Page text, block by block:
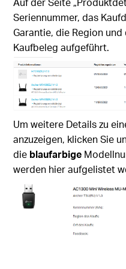
Seriennummer, das
Garantie, die Region
Kaufbeleg aufgeführt.
Um weitere Details zu
anzuzeigen, klicken Sie
die blaufarbige
werden hier aufgelistet